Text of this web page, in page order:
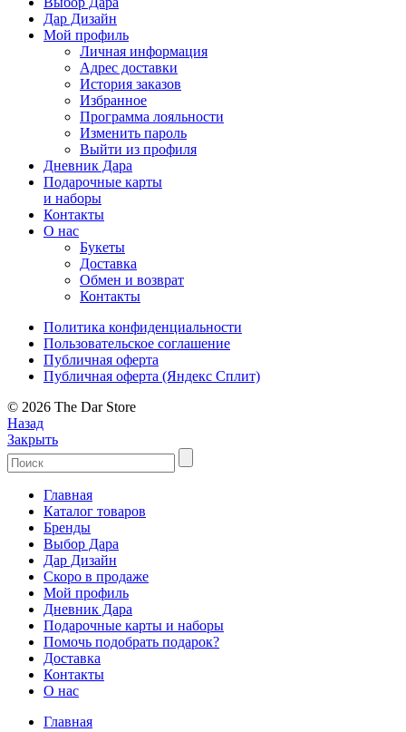
Дар Дизайн
Мой профиль
Личная информация
Адрес доставки
История заказов
Избранное
Программа лояльности
Изменить пароль
Выйти из профиля
Дневник Дара
Подарочные карты
и наборы
Контакты
О нас
Букеты
Доставка
Обмен и возврат
Контакты
Политика конфиденциальности
Пользовательское соглашение
Публичная оферта
Публичная оферта (Яндекс Сплит)
© 2026 The Dar Store
Назад
Закрыть
Главная
Каталог товаров
Бренды
Выбор Дара
Дар Дизайн
Скоро в продаже
Мой профиль
Дневник Дара
Подарочные карты и наборы
Помочь подобрать подарок?
Доставка
Контакты
О нас
Главная